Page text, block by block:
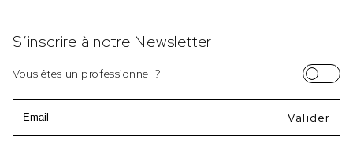
S’inscrire à notre Newsletter
Vous êtes un professionnel ?